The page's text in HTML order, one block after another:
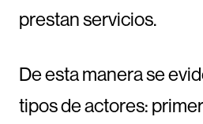
prestan servicios.
De esta manera se
tipos de actores: